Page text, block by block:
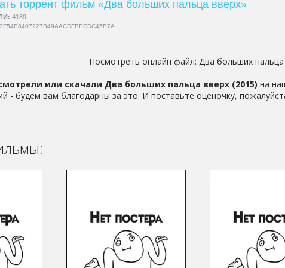
торрент фильм «Два больших пальца вверх»
4189
Посмотреть онлайн файл: Два больших пальца
или скачали Два больших пальца вверх (2015) на
- будем вам благодарны за это. И поставьте оценочку,